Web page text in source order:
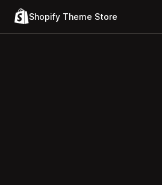
Shopify Theme Store